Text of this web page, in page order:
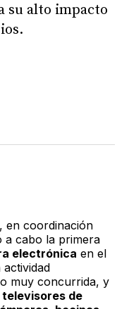
su alto impacto
en coordinación
a cabo la primera
electrónica en el
muy concurrida, y
de